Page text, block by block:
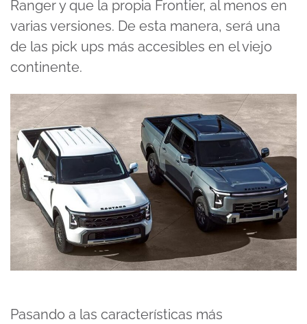
Ranger y que la propia Frontier, al menos en
varias versiones. De esta manera, será una
de las pick ups más accesibles en el viejo
continente.
Pasando a las características más